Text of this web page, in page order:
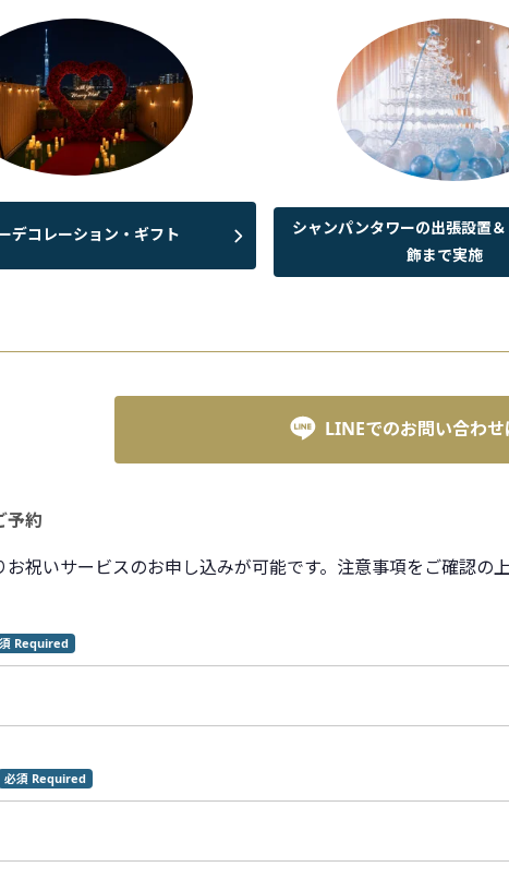
デコレーション・ギフト
シャンパンタワーの出張設置
飾まで実施
LINEでのお問い合わせ
予約
祝いサービスのお申し込みが可能です。注意事項をご確認の
Required
必須 Required